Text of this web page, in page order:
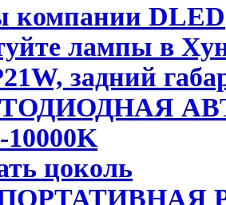
компании DLED
лампы в
задний
10000K
цоколь